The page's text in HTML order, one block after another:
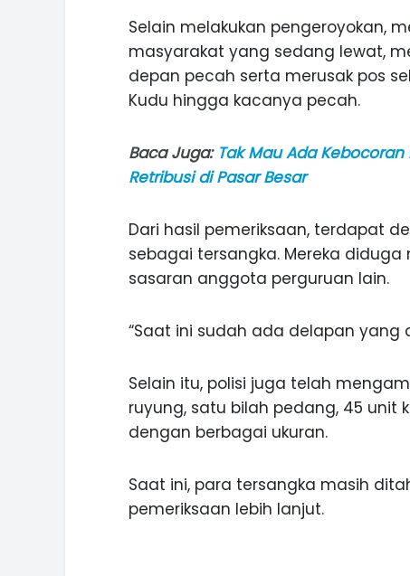
Selain melakukan pengeroyokan,
masyarakat yang sedang lewat,
depan pecah serta merusak pos
Kudu hingga kacanya pecah.
Baca Juga: Tak Mau Ada
Retribusi di Pasar Besar
Dari hasil pemeriksaan, terdapat
sebagai tersangka. Mereka
sasaran anggota perguruan lain.
“Saat ini sudah ada delapan yang
Selain itu, polisi juga telah
ruyung, satu bilah pedang, 45
dengan berbagai ukuran.
Saat ini, para tersangka masih
pemeriksaan lebih lanjut.